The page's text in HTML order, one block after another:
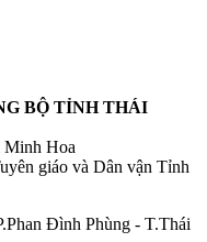
BỘ TỈNH THÁI
Hoa
giáo và Dân vận Tỉnh
Đình Phùng - T.Thái